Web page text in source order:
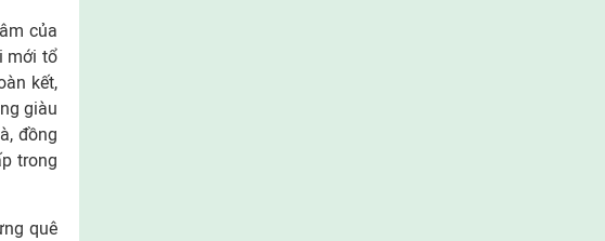
của
mới tổ
kết,
giàu
đồng
trong
quê